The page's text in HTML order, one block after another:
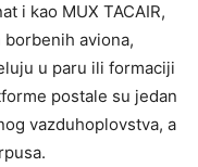
i kao MUX TACAIR,
aviona,
u paru ili formaciji
postale su jedan
vazduhoplovstva, a